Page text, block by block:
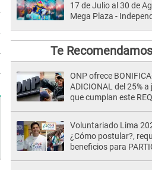
17 de Julio al 30 de
Mega Plaza -
Te Recomendamos
ONP ofrece
ADICIONAL del 25%
que cumplan este
Voluntariado Lima
¿Cómo postular?,
beneficios para